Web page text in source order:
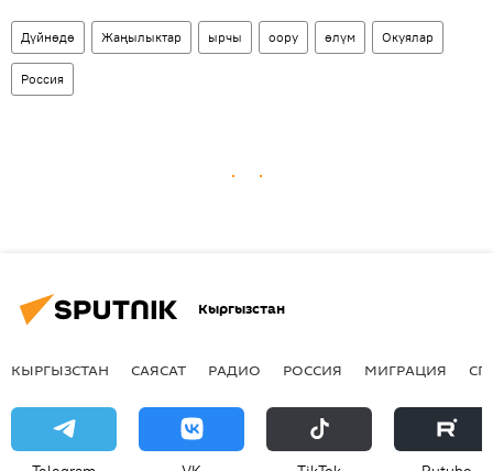
Дүйнөдө Жаңылыктар ырчы оору өлүм Окуялар
Россия
Кыргызстан
КЫРГЫЗСТАН САЯСАТ РАДИО РОССИЯ МИГРАЦИЯ